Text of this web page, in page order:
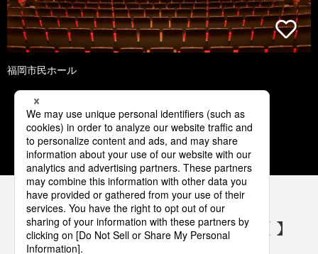
福岡市民ホール
1 2 3 4 5
パナソニックの電気設備 SNSアカウント